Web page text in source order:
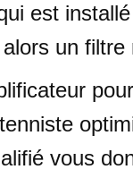
est
un filtre
vous